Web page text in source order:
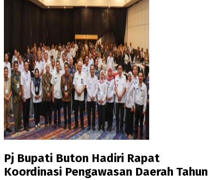
Pj Bupati Buton Hadiri Rapat
Koordinasi Pengawasan Daerah Tahun